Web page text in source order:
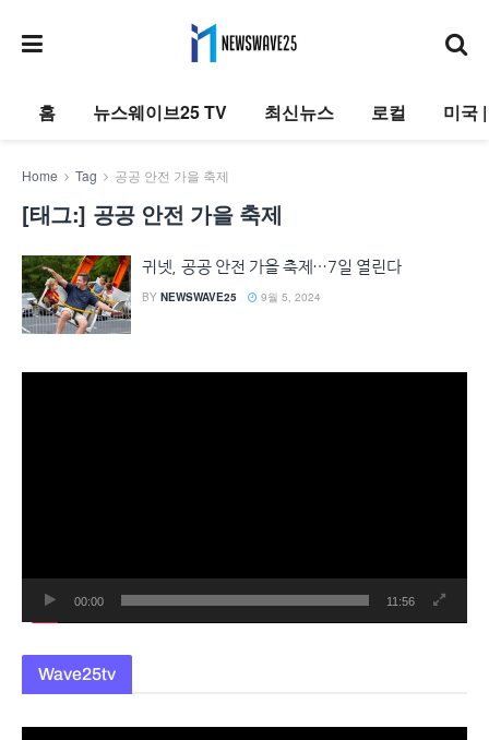
홈 뉴스웨이브25 TV 최신뉴스 로컬 미국
Home Tag 공공 안전 가을 축제
[태그:] 공공 안전 가을 축제
귀넷, 공공 안전 가을 축제…7일 열린다
BY NEWSWAVE25 9월 5, 2024
00:00 11:56
Wave25tv